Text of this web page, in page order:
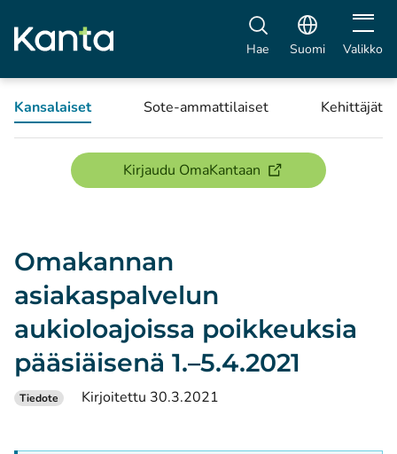
Hae Suomi Avaa
Valikko
Kansalaiset Sote-ammattilaiset Kehittäjät
Kirjaudu OmaKantaan(avautuu uuteen
Omakannan
asiakaspalvelun
aukioloajoissa poikkeuksia
pääsiäisenä 1.–5.4.2021
Tiedote Kirjoitettu 30.3.2021